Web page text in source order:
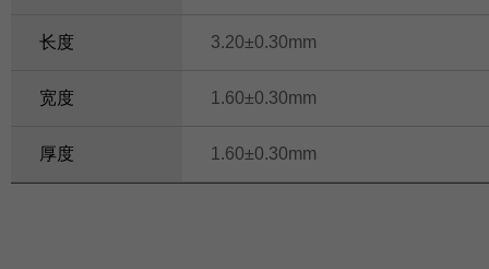
长度 3.20±0.30mm
宽度 1.60±0.30mm
厚度 1.60±0.30mm